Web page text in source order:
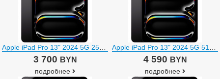
Apple iPad Pro 13" 2024 5G 256GB (черный космос)
3 700 BYN
подробнее
Apple iPad Pro 13" 2024 5G 512GB (черный космос)
4 590 BYN
подробнее